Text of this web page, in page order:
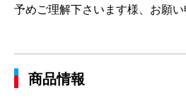
予めご理解下さいます様、お願い
商品情報